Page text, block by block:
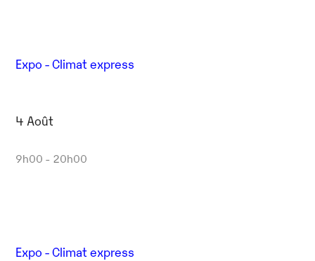
Expo - Climat express
4 Août
9h00 - 20h00
Expo - Climat express